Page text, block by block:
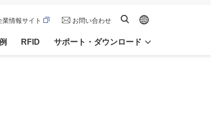
RFID サポート・ダウンロード
業情報サイト お問い合わせ サイト内検索